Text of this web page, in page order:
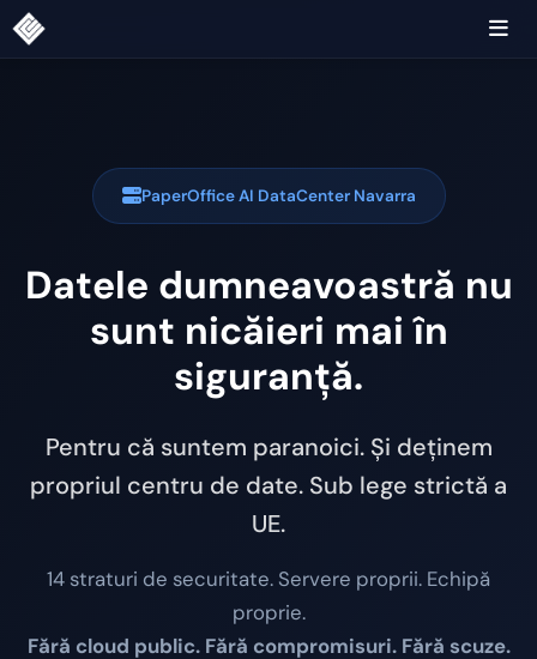
PaperOffice AI DataCenter Navarra
Datele dumneavoastră nu
sunt nicăieri mai în
siguranță.
Pentru că suntem paranoici. Și deținem
propriul centru de date. Sub lege strictă a
UE.
14 straturi de securitate. Servere proprii. Echipă
proprie.
Fără cloud public. Fără compromisuri. Fără scuze.